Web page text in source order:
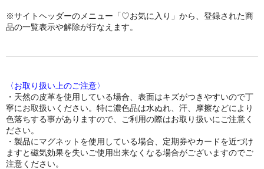
※サイトヘッダーのメニュー「♡お気に入り」から、登録された商
品の一覧表示や解除が行なえます。
〈お取り扱い上のご注意〉
・天然の皮革を使用している場合、表面はキズがつきやすいので丁
寧にお取扱いください。特に濃色品は水ぬれ、汗、摩擦などにより
色落ちする事がありますので、ご利用の際はお取り扱いにご注意く
ださい。
・製品にマグネットを使用している場合、定期券やカードを近づけ
ますと磁気効果を失いご使用出来なくなる場合がございますのでご
注意ください。